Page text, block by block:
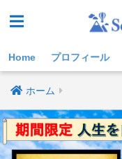
Home プロフィール
ホーム